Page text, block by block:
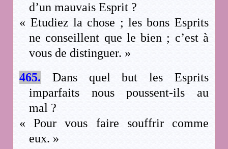
d’un mauvais Esprit ?
« Etudiez la chose ; les bons Esprits
ne conseillent que le bien ; c’est à
vous de distinguer. »
465. Dans quel but les Esprits
imparfaits nous poussent-ils au
mal ?
« Pour vous faire souffrir comme
eux. »